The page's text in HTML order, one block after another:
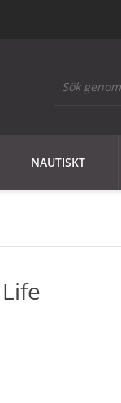
NAUTISKT